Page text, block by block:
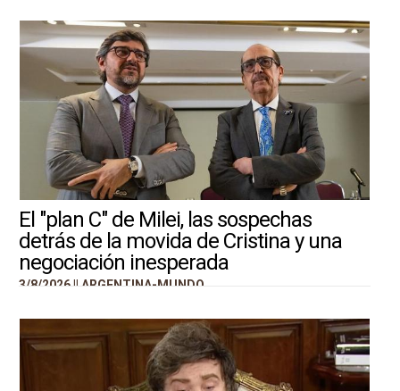
El "plan C" de Milei, las sospechas
detrás de la movida de Cristina y una
negociación inesperada
3/8/2026 || ARGENTINA-MUNDO